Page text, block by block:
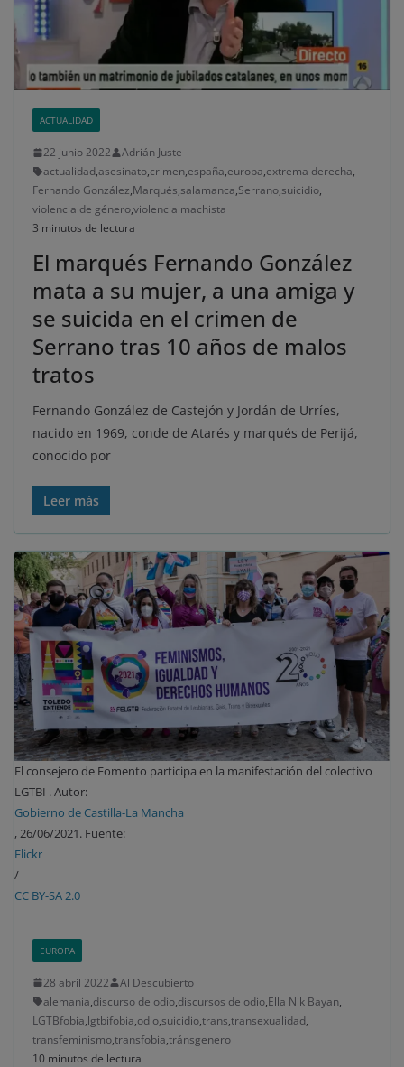
ACTUALIDAD
22 junio 2022
Adrián Juste
actualidad,asesinato,crimen,españa,europa,extrema derecha,
Fernando González,Marqués,salamanca,Serrano,suicidio,
violencia de género,violencia machista
3 minutos de lectura
El marqués Fernando González
mata a su mujer, a una amiga y
se suicida en el crimen de
Serrano tras 10 años de malos
tratos
Fernando González de Castejón y Jordán de Urríes,
nacido en 1969, conde de Atarés y marqués de Perijá,
conocido por
Leer más
El consejero de Fomento participa en la manifestación del colectivo
LGTBI . Autor:
Gobierno de Castilla-La Mancha
, 26/06/2021. Fuente:
Flickr
/
CC BY-SA 2.0
EUROPA
28 abril 2022
Al Descubierto
alemania,discurso de odio,discursos de odio,Ella Nik Bayan,
LGTBfobia,lgtbifobia,odio,suicidio,trans,transexualidad,
transfeminismo,transfobia,tránsgenero
10 minutos de lectura